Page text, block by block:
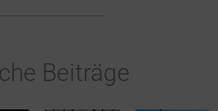
Beiträge